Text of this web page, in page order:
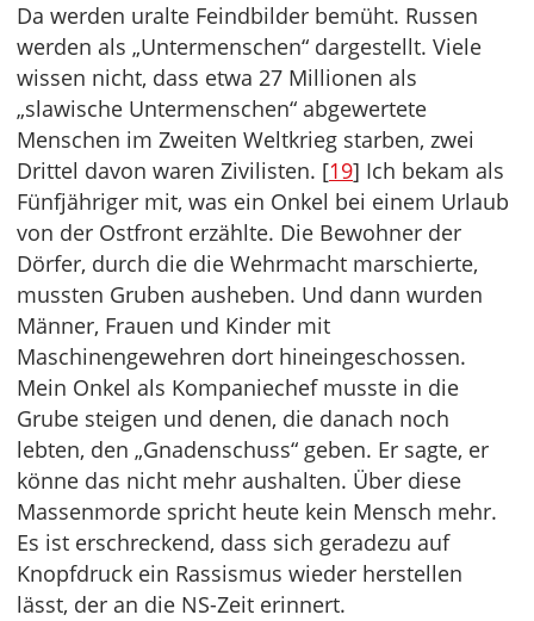
Da werden uralte Feindbilder bemüht. Russen
werden als „Untermenschen“ dargestellt. Viele
wissen nicht, dass etwa 27 Millionen als
„slawische Untermenschen“ abgewertete
Menschen im Zweiten Weltkrieg starben, zwei
Drittel davon waren Zivilisten. [19] Ich bekam als
Fünfjähriger mit, was ein Onkel bei einem Urlaub
von der Ostfront erzählte. Die Bewohner der
Dörfer, durch die die Wehrmacht marschierte,
mussten Gruben ausheben. Und dann wurden
Männer, Frauen und Kinder mit
Maschinengewehren dort hineingeschossen.
Mein Onkel als Kompaniechef musste in die
Grube steigen und denen, die danach noch
lebten, den „Gnadenschuss“ geben. Er sagte, er
könne das nicht mehr aushalten. Über diese
Massenmorde spricht heute kein Mensch mehr.
Es ist erschreckend, dass sich geradezu auf
Knopfdruck ein Rassismus wieder herstellen
lässt, der an die NS-Zeit erinnert.